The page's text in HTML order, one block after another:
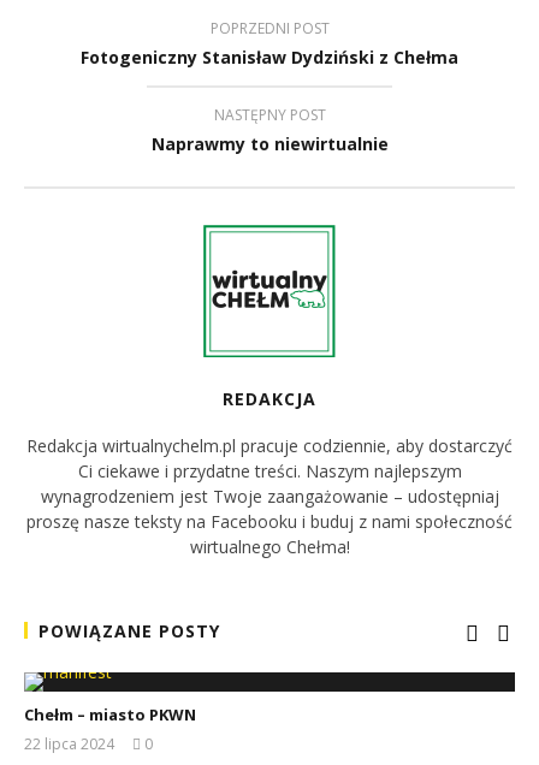
POPRZEDNI POST
Fotogeniczny Stanisław Dydziński z Chełma
NASTĘPNY POST
Naprawmy to niewirtualnie
REDAKCJA
Redakcja wirtualnychelm.pl pracuje codziennie, aby dostarczyć
Ci ciekawe i przydatne treści. Naszym najlepszym
wynagrodzeniem jest Twoje zaangażowanie – udostępniaj
proszę nasze teksty na Facebooku i buduj z nami społeczność
wirtualnego Chełma!
POWIĄZANE POSTY
Chełm – miasto PKWN
22 lipca 2024
0